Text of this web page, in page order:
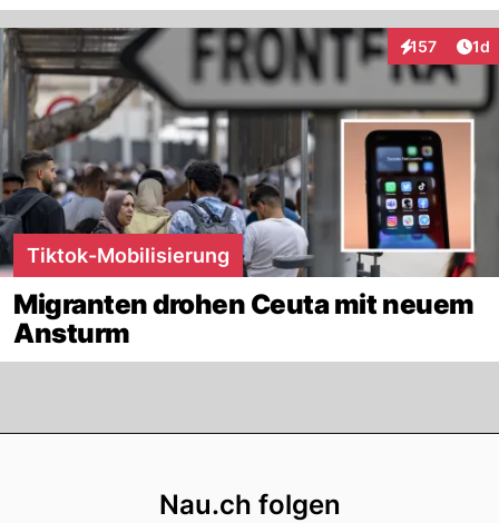
157
Interaktionen
1d
Tiktok-Mobilisierung
Migranten drohen Ceuta mit neuem
Ansturm
Nau.ch folgen